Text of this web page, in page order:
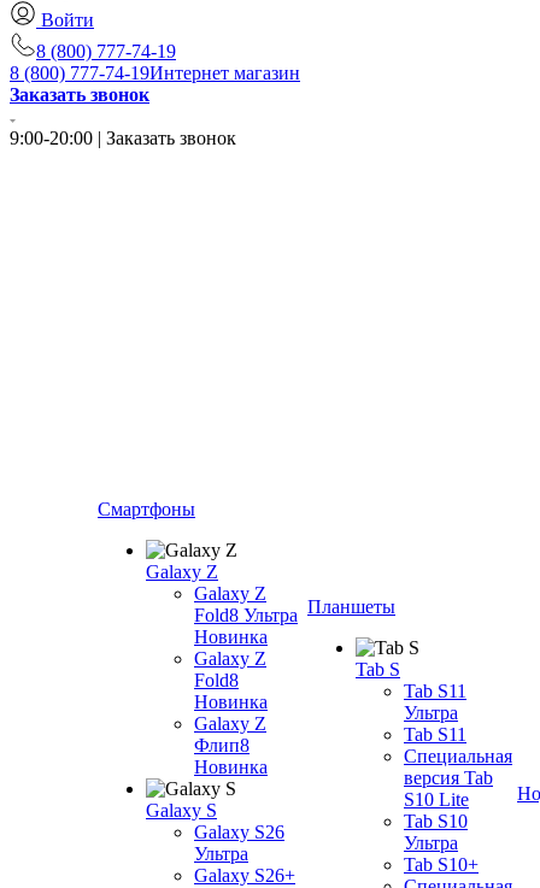
Войти
8 (800) 777-74-19
8 (800) 777-74-19Интернет магазин
Заказать звонок
9:00-20:00 | Заказать звонок
Смартфоны
Galaxy Z
Galaxy Z
Fold8 Ультра
Новинка
Galaxy Z
Fold8
Новинка
Galaxy Z
Флип8
Новинка
Galaxy S
Galaxy S26
Ультра
Galaxy S26+
Планшеты
Tab S
Tab S11
Ультра
Tab S11
Специальная
версия Tab
S10 Lite
Tab S10
Ультра
Tab S10+